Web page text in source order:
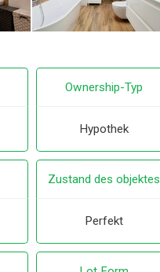
Ownership-Typ
Hypothek
Zustand des objektes
Perfekt